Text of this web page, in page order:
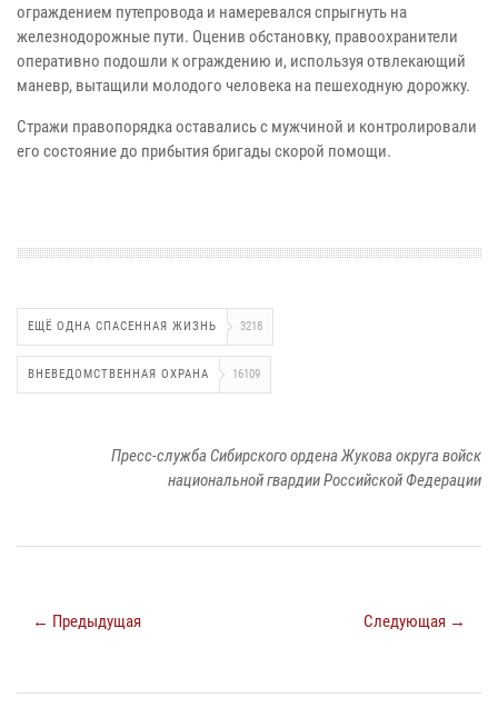
ограждением путепровода и намеревался спрыгнуть на
железнодорожные пути. Оценив обстановку, правоохранители
оперативно подошли к ограждению и, используя отвлекающий
маневр, вытащили молодого человека на пешеходную дорожку.
Стражи правопорядка оставались с мужчиной и контролировали
его состояние до прибытия бригады скорой помощи.
ЕЩЁ ОДНА СПАСЕННАЯ ЖИЗНЬ 3218
ВНЕВЕДОМСТВЕННАЯ ОХРАНА 16109
Пресс-служба Сибирского ордена Жукова округа войск
национальной гвардии Российской Федерации
← Предыдущая Следующая →